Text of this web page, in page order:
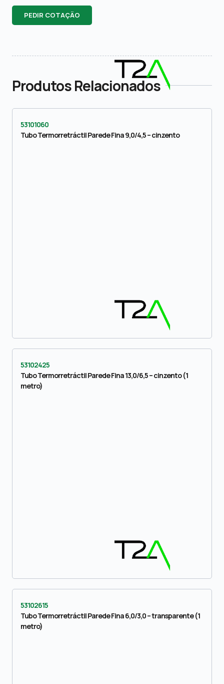
PEDIR COTAÇÃO
Produtos Relacionados
53101060
Tubo Termorretráctil Parede Fina 9,0/4,5 – cinzento
53102425
Tubo Termorretráctil Parede Fina 13,0/6,5 – cinzento (1
metro)
53102615
Tubo Termorretráctil Parede Fina 6,0/3,0 – transparente (1
metro)